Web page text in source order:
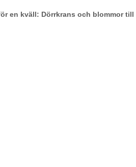
en kväll: Dörrkrans och blommor till